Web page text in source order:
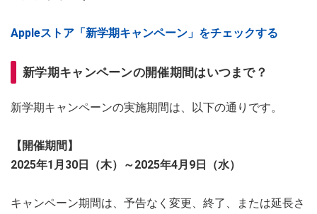
Appleストア「新学期キャンペーン」をチェックする
新学期キャンペーンの開催期間はいつまで？
新学期キャンペーンの実施期間は、以下の通りです。
【開催期間】
2025年1月30日（木）～2025年4月9日（水）
キャンペーン期間は、予告なく変更、終了、または延長さ